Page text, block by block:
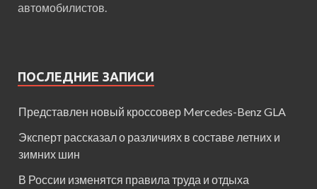
автомобилистов.
ПОСЛЕДНИЕ ЗАПИСИ
Представлен новый кроссовер Mercedes-Benz GLA
Эксперт рассказал о различиях в составе летних и
зимних шин
В России изменятся правила труда и отдыха